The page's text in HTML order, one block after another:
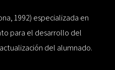
1992) especializada en
para el desarrollo del
del alumnado.